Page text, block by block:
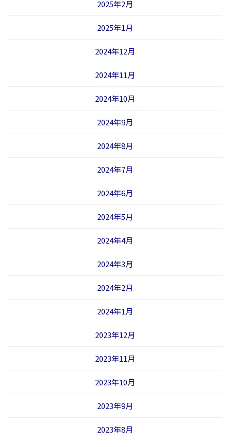
2025年2月
2025年1月
2024年12月
2024年11月
2024年10月
2024年9月
2024年8月
2024年7月
2024年6月
2024年5月
2024年4月
2024年3月
2024年2月
2024年1月
2023年12月
2023年11月
2023年10月
2023年9月
2023年8月